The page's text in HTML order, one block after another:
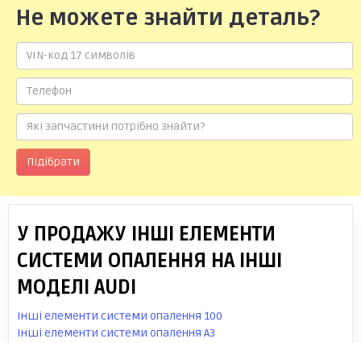
Не можете знайти деталь?
Підібрати
У ПРОДАЖУ ІНШІ ЕЛЕМЕНТИ
СИСТЕМИ ОПАЛЕННЯ НА ІНШІ
МОДЕЛІ AUDI
Інші елементи системи опалення 100
Інші елементи системи опалення A3